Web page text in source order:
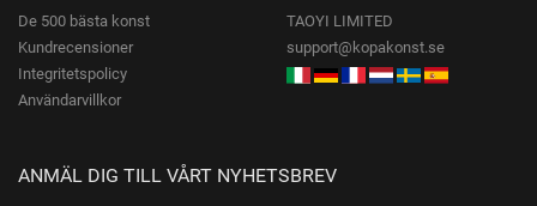
De 500 bästa konst
Kundrecensioner
Integritetspolicy
Användarvillkor
TAOYI LIMITED
support@kopakonst.se
ANMÄL DIG TILL VÅRT NYHETSBREV